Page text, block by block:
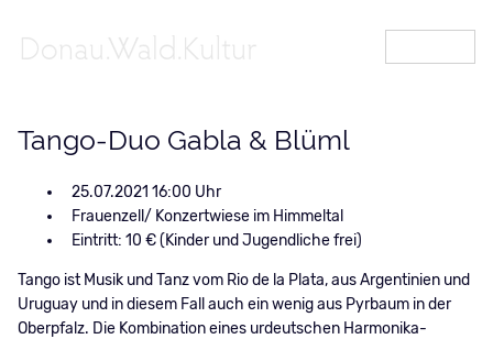
Tango-Duo Gabla & Blüml
25.07.2021 16:00
Frauenzell/ Konzertwiese im Himmeltal
Eintritt: 10 € (Kinder und Jugendliche frei)
Tango ist Musik und Tanz vom Rio de la Plata, aus Argentinien und
Uruguay und in diesem Fall auch ein wenig aus Pyrbaum in der
Oberpfalz. Die Kombination eines urdeutschen Harmonika-